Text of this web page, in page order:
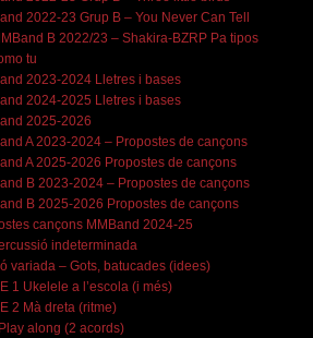
2022-23 Grup B – You Never Can Tell
B 2022/23 – Shakira-BZRP Pa tipos
tu
2023-2024 Lletres i bases
2024-2025 Lletres i bases
2025-2026
A 2023-2024 – Propostes de cançons
A 2025-2026 Propostes de cançons
B 2023-2024 – Propostes de cançons
B 2025-2026 Propostes de cançons
cançons MMBand 2024-25
indeterminada
variada – Gots, batucades (idees)
1 Ukelele a l’escola (i més)
2 Mà dreta (ritme)
along (2 acords)